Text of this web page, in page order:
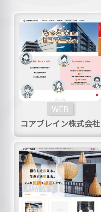
WEB
コアブレイン株式会社
様LPページ